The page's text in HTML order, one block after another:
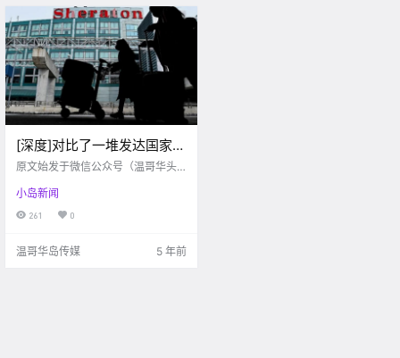
[深度]对比了一堆发达国家的
强制隔离政策后，发现加拿
原文始发于微信公众号（温哥华头
式开始要求所有陆路入境的非必要
旅行者提供新冠测试文件。从美加
示14至90天内的阳.
小岛新闻
261 0
温哥华岛传媒 5 年前